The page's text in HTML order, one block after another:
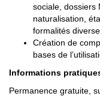
sociale, dossiers
naturalisation,
formalités
Création de
bases de
Informations
Permanence gratuite,